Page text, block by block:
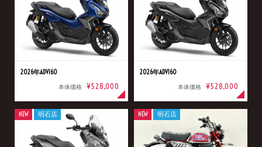
2026年ADV160
本体価格 ¥528,000
2026年ADV160
本体価格 ¥528,000
NEW 明石店 NEW 明石店